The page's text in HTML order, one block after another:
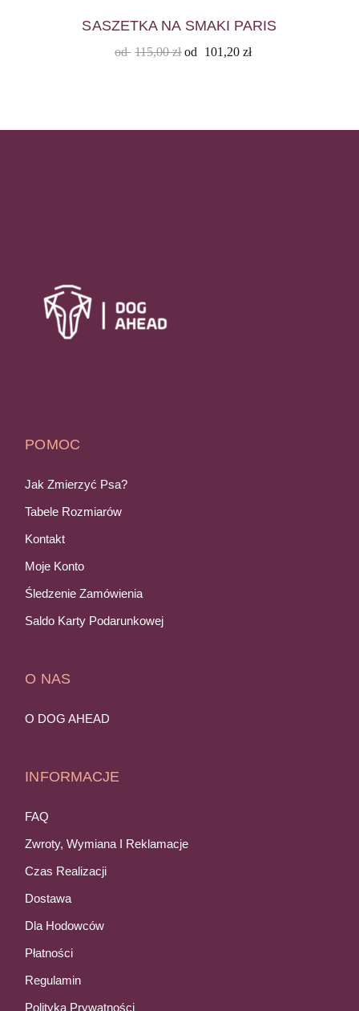
SASZETKA NA SMAKI PARIS
od 115,00zł od 101,20zł
POMOC
Jak Zmierzyć Psa?
Tabele Rozmiarów
Kontakt
Moje Konto
Śledzenie Zamówienia
Saldo Karty Podarunkowej
O NAS
O DOG AHEAD
INFORMACJE
FAQ
Zwroty, Wymiana I Reklamacje
Czas Realizacji
Dostawa
Dla Hodowców
Płatności
Regulamin
Polityka Prywatności